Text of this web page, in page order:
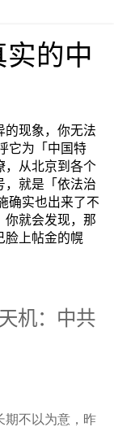
的中
的现象，你无法
它为「中国特
，从北京到各个
，就是「依法治
确实也出来了不
你就会发现，那
脸上帖金的幌
机：中共
期不以为意，昨